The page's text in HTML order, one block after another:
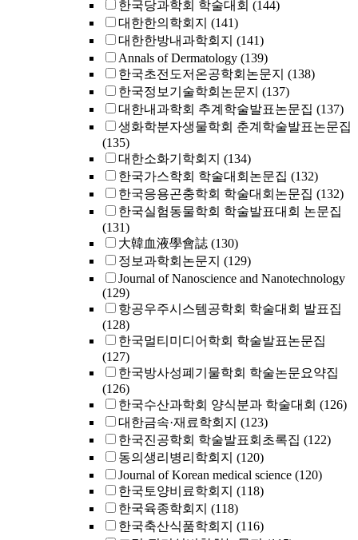
한국당과학회 학술대회 (144)
대한한의학회지 (141)
대한한방내과학회지 (141)
Annals of Dermatology (139)
한국초전도저온공학회논문지 (138)
한국정보기술학회논문지 (137)
대한내과학회 추계학술발표논문집 (137)
생화학분자생물학회 춘계학술발표논문집
(135)
대한소화기학회지 (134)
한국가스학회 학술대회논문집 (132)
한국응용곤충학회 학술대회논문집 (132)
한국실험동물학회 학술발표대회 논문집
(131)
大韓血液學會誌 (130)
정보과학회논문지 (129)
Journal of Nanoscience and Nanotechnology
(129)
항공우주시스템공학회 학술대회 발표집
(128)
한국멀티미디어학회 학술발표논문집
(127)
한국방사성폐기물학회 학술논문요약집
(126)
한국수산과학회 양식분과 학술대회 (126)
대한금속·재료학회지 (123)
한국진공학회 학술발표회초록집 (122)
동의생리병리학회지 (120)
Journal of Korean medical science (120)
한국토양비료학회지 (118)
한국육종학회지 (118)
한국축산식품학회지 (116)